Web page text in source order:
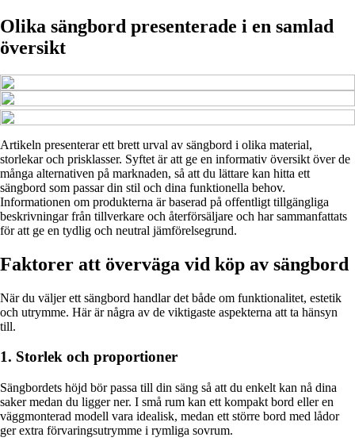
Olika sängbord presenterade i en samlad
översikt
Artikeln presenterar ett brett urval av sängbord i olika material,
storlekar och prisklasser. Syftet är att ge en informativ översikt över de
många alternativen på marknaden, så att du lättare kan hitta ett
sängbord som passar din stil och dina funktionella behov.
Informationen om produkterna är baserad på offentligt tillgängliga
beskrivningar från tillverkare och återförsäljare och har sammanfattats
för att ge en tydlig och neutral jämförelsegrund.
Faktorer att överväga vid köp av sängbord
När du väljer ett sängbord handlar det både om funktionalitet, estetik
och utrymme. Här är några av de viktigaste aspekterna att ta hänsyn
till.
1. Storlek och proportioner
Sängbordets höjd bör passa till din säng så att du enkelt kan nå dina
saker medan du ligger ner. I små rum kan ett kompakt bord eller en
väggmonterad modell vara idealisk, medan ett större bord med lådor
ger extra förvaringsutrymme i rymliga sovrum.